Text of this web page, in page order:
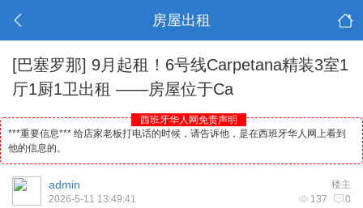
房屋出租
[巴塞罗那] 9月起租！6号线Carpetana精装3室1
厅1厨1卫出租 ——房屋位于Ca
西班牙华人网免责声明
***重要信息*** 给店家老板打电话的时候，请告诉他，是在西班牙华人网上看到
他的信息的。
楼主
admin
137 0
2026-5-11 13:49:41